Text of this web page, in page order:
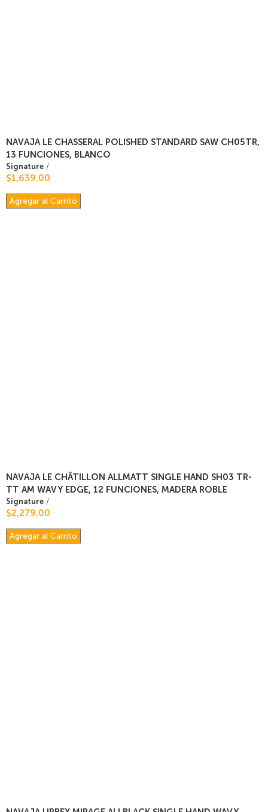
NAVAJA LE CHASSERAL POLISHED STANDARD SAW CH05TR,
13 FUNCIONES, BLANCO
Signature /
$1,639.00
Agregar al Carrito
NAVAJA LE CHÂTILLON ALLMATT SINGLE HAND SH03 TR-
TT AM WAVY EDGE, 12 FUNCIONES, MADERA ROBLE
Signature /
$2,279.00
Agregar al Carrito